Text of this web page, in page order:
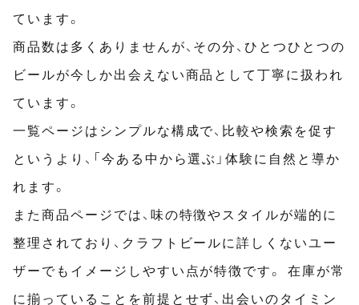
ています。
商品数は多くありませんが、その分、ひとつひとつの
ビールが今しか出会えない商品として丁寧に扱われ
ています。
一覧ページはシンプルな構成で、比較や検索を促す
というより、「今ある中から選ぶ」体験に自然と導か
れます。
また商品ページでは、味の特徴やスタイルが端的に
整理されており、クラフトビールに詳しくないユー
ザーでもイメージしやすい点が特徴です。 在庫が常
に揃っていることを前提とせず、出会いのタイミン